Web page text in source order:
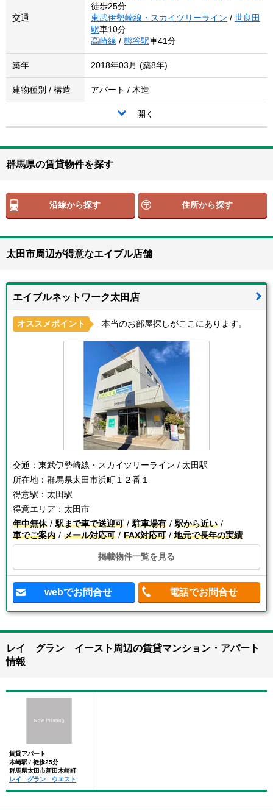
交通
徒歩25分
東武伊勢崎線・スカイツリーライン / 世良田
駅車10分
高崎線 / 熊谷駅車41分
築年 2018年03月 (築8年)
建物種別 / 構造 アパート / 木造
開く
群馬県の賃貸物件を探す
沿線から探す 住所から探す
太田市周辺が得意なエイブル店舗
エイブルネットワーク太田店
オススメポイント 本当のお部屋探しがここにあります。
交通： 東武伊勢崎線・スカイツリーライン / 太田駅
所在地： 群馬県太田市浜町１２番１
得意駅： 太田駅
得意エリア： 太田市
年中無休
駅まで車で送迎可 駐車場有
駅から近い
車でご案内
メール対応可 FAX対応可 地元で長年の実績
掲載物件一覧を見る
webでお問合せ 電話でお問合せ
レイ グラン イースト周辺の賃貸マンション・アパート
情報
賃貸アパート
木崎駅 / 徒歩25分
群馬県太田市新田木崎町
レイ グラン ウエスト